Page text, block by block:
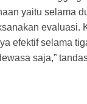
yaitu selama
evaluasi.
efektif selama
saja,”